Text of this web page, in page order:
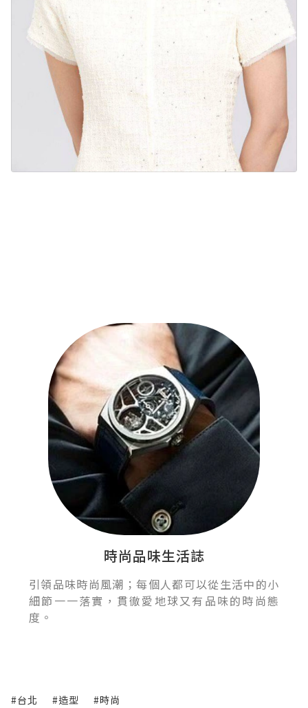
時尚品味生活誌
引領品味時尚風潮；每個人都可以從生活中的小
細節一一落實，貫徹愛地球又有品味的時尚態
度。
#台北 #造型 #時尚